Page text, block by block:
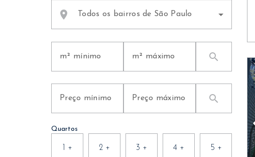
location_on Todos os bairros de São Paulo
search
search
Quartos
+ 2 + 3 + 4 + 5 +